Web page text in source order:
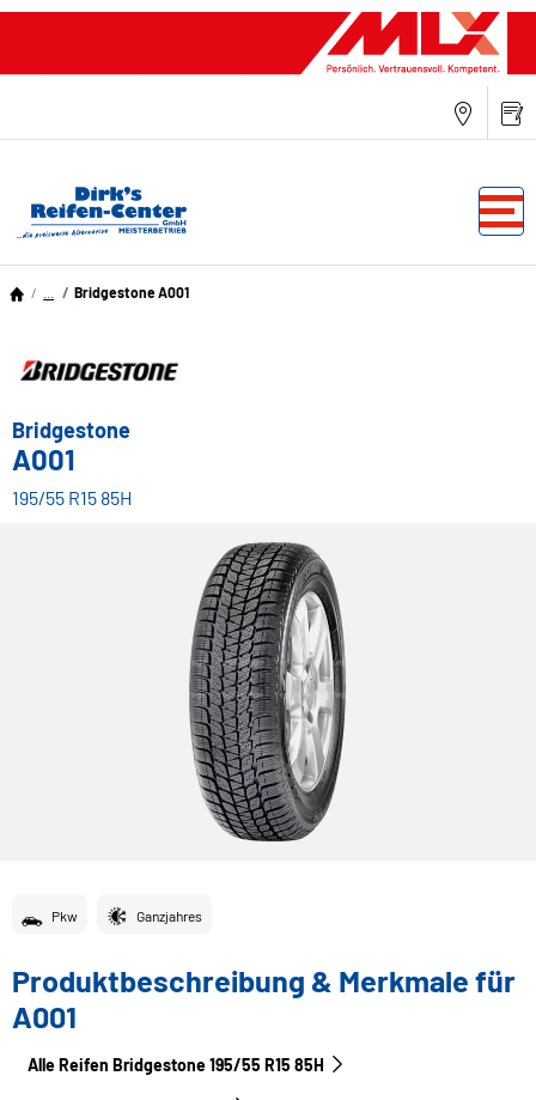
Bridgestone A001
Bridgestone
A001
195/55 R15 85H
Pkw Ganzjahres
Produktbeschreibung & Merkmale für
A001
Alle Reifen Bridgestone 195/55 R15 85H